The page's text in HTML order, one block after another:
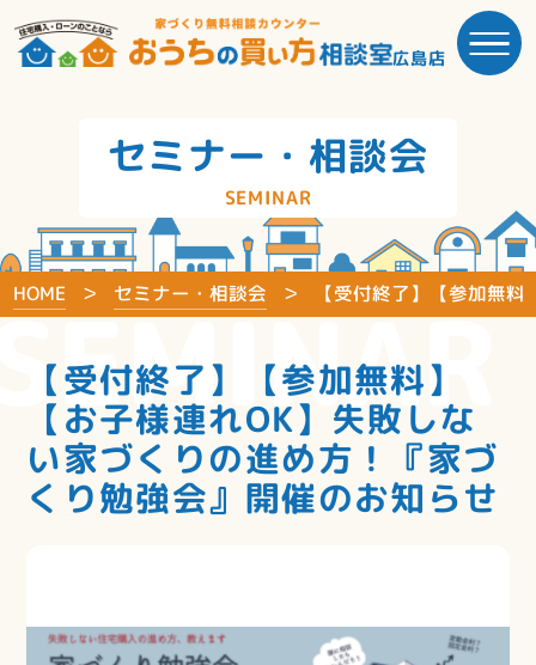
広島店
セミナー・相談会
SEMINAR
HOME セミナー・相談会 【受付終了】【参加無
【受付終了】【参加無料】
【お子様連れOK】失敗しな
い家づくりの進め方！『家づ
くり勉強会』開催のお知らせ